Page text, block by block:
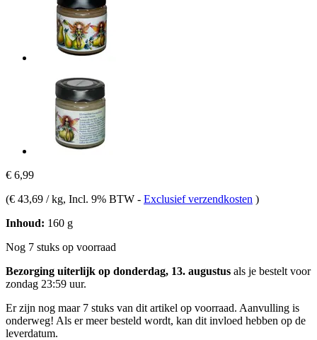
€ 6,99
(€ 43,69 / kg, Incl. 9% BTW - Exclusief verzendkosten )
Inhoud: 160 g
Nog 7 stuks op voorraad
Bezorging uiterlijk op donderdag, 13. augustus als je bestelt voor
zondag 23:59 uur.
Er zijn nog maar 7 stuks van dit artikel op voorraad. Aanvulling is
onderweg! Als er meer besteld wordt, kan dit invloed hebben op de
leverdatum.